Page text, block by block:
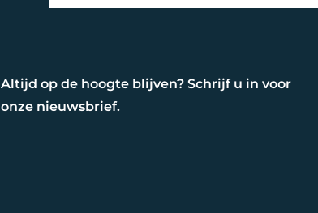
Altijd op de hoogte blijven? Schrijf u in voor
onze nieuwsbrief.